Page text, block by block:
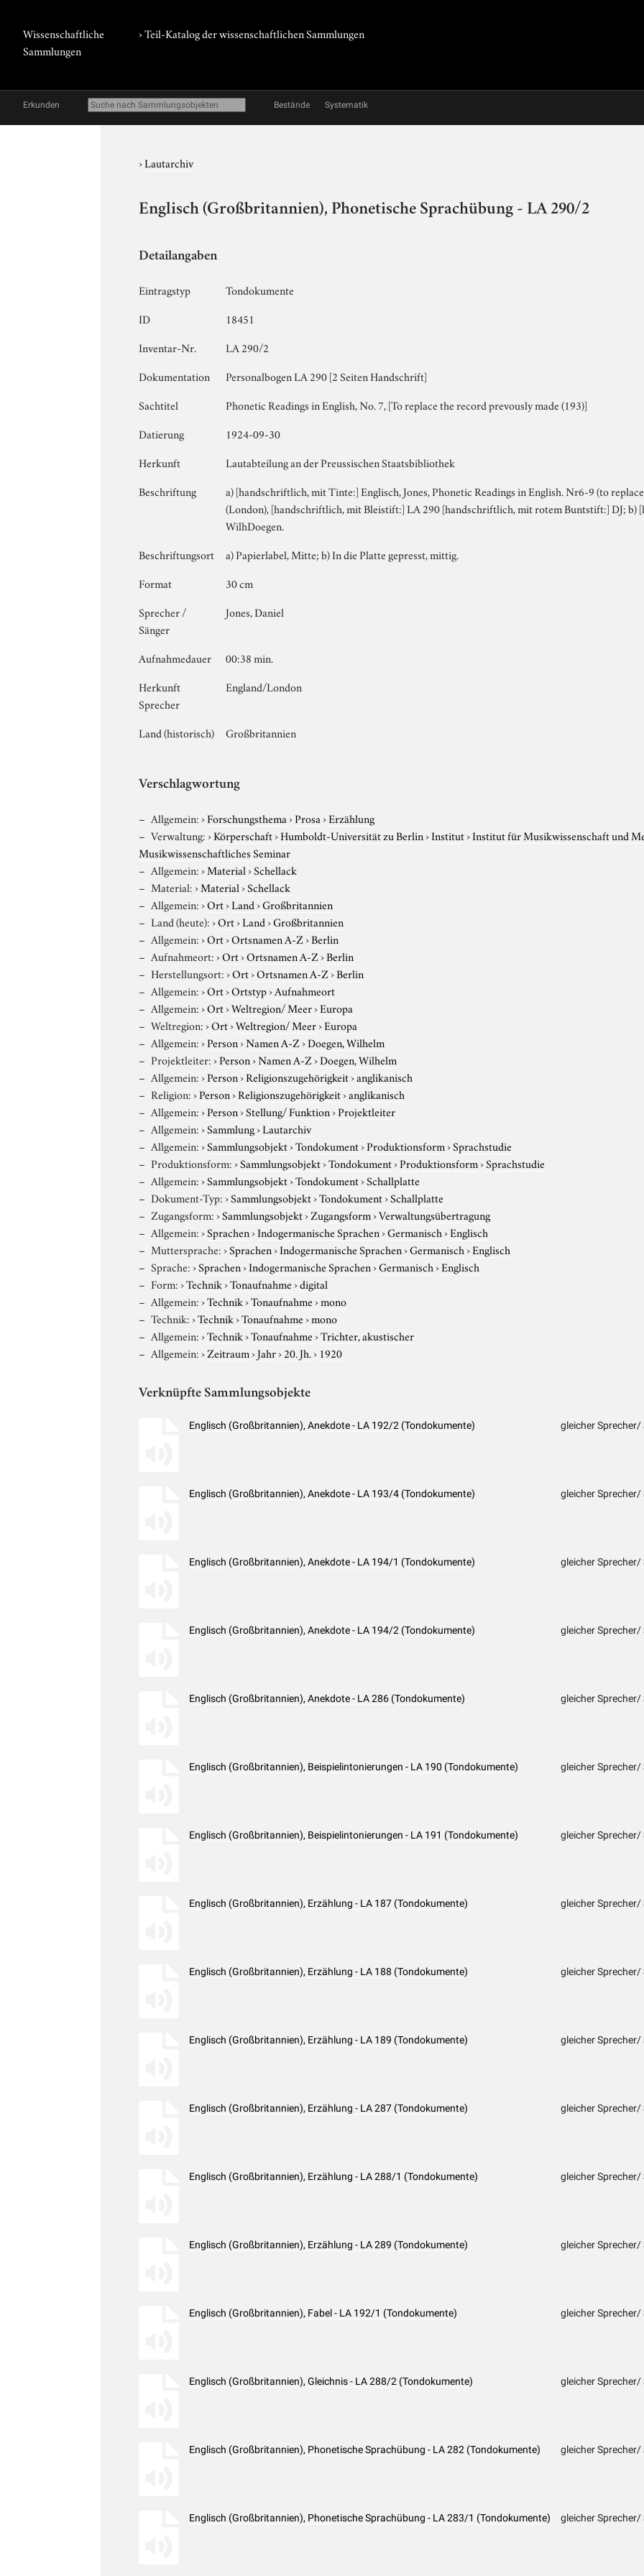
Wissenschaftliche
Sammlungen
› Teil-Katalog der wissenschaftlichen Sammlungen
Erkunden Bestände Systematik
›Lautarchiv
Englisch (Großbritannien), Phonetische Sprachübung - LA 290/2
Detailangaben
Eintragstyp
Tondokumente
ID
18451
Inventar-Nr.
LA 290/2
Dokumentation
Personalbogen LA 290 [2 Seiten Handschrift]
Sachtitel
Phonetic Readings in English, No. 7, [To replace the record prevously made (193)]
Datierung
1924-09-30
Herkunft
Lautabteilung an der Preussischen Staatsbibliothek
Beschriftung
a) [handschriftlich, mit Tinte:] Englisch, Jones, Phonetic Readings in English. Nr6-9 (to
(London), [handschriftlich, mit Bleistift:] LA 290 [handschriftlich, mit rotem Buntstift:] DJ; b)
WilhDoegen.
Beschriftungsort
a) Papierlabel, Mitte; b) In die Platte gepresst, mittig.
Format
30 cm
Sprecher /
Sänger
Jones, Daniel
Aufnahmedauer
00:38 min.
Herkunft
Sprecher
England/London
Land (historisch) Großbritannien
Verschlagwortung
Allgemein:›Forschungsthema›Prosa›Erzählung
Verwaltung:›Körperschaft›Humboldt-Universität zu Berlin›Institut›Institut für Musikwissenschaft und
Musikwissenschaftliches Seminar
Allgemein:›Material›Schellack
Material:›Material›Schellack
Allgemein:›Ort›Land›Großbritannien
Land (heute):›Ort›Land›Großbritannien
Allgemein:›Ort›Ortsnamen A-Z›Berlin
Aufnahmeort:›Ort›Ortsnamen A-Z›Berlin
Herstellungsort:›Ort›Ortsnamen A-Z›Berlin
Allgemein:›Ort›Ortstyp›Aufnahmeort
Allgemein:›Ort›Weltregion/ Meer›Europa
Weltregion:›Ort›Weltregion/ Meer›Europa
Allgemein:›Person›Namen A-Z›Doegen, Wilhelm
Projektleiter:›Person›Namen A-Z›Doegen, Wilhelm
Allgemein:›Person›Religionszugehörigkeit›anglikanisch
Religion:›Person›Religionszugehörigkeit›anglikanisch
Allgemein:›Person›Stellung/ Funktion›Projektleiter
Allgemein:›Sammlung›Lautarchiv
Allgemein:›Sammlungsobjekt›Tondokument›Produktionsform›Sprachstudie
Produktionsform:›Sammlungsobjekt›Tondokument›Produktionsform›Sprachstudie
Allgemein:›Sammlungsobjekt›Tondokument›Schallplatte
Dokument-Typ:›Sammlungsobjekt›Tondokument›Schallplatte
Zugangsform:›Sammlungsobjekt›Zugangsform›Verwaltungsübertragung
Allgemein:›Sprachen›Indogermanische Sprachen›Germanisch›Englisch
Muttersprache:›Sprachen›Indogermanische Sprachen›Germanisch›Englisch
Sprache:›Sprachen›Indogermanische Sprachen›Germanisch›Englisch
Form:›Technik›Tonaufnahme›digital
Allgemein:›Technik›Tonaufnahme›mono
Technik:›Technik›Tonaufnahme›mono
Allgemein:›Technik›Tonaufnahme›Trichter, akustischer
Allgemein:›Zeitraum›Jahr›20. Jh.› 1920
Verknüpfte Sammlungsobjekte
Englisch (Großbritannien), Anekdote - LA 192/2 (Tondokumente) gleicher Sprecher/
Englisch (Großbritannien), Anekdote - LA 193/4 (Tondokumente) gleicher Sprecher/
Englisch (Großbritannien), Anekdote - LA 194/1 (Tondokumente) gleicher Sprecher/
Englisch (Großbritannien), Anekdote - LA 194/2 (Tondokumente) gleicher Sprecher/
Englisch (Großbritannien), Anekdote - LA 286 (Tondokumente) gleicher Sprecher/
Englisch (Großbritannien), Beispielintonierungen - LA 190 (Tondokumente) gleicher Sprecher/
Englisch (Großbritannien), Beispielintonierungen - LA 191 (Tondokumente) gleicher Sprecher/
Englisch (Großbritannien), Erzählung - LA 187 (Tondokumente) gleicher Sprecher/
Englisch (Großbritannien), Erzählung - LA 188 (Tondokumente) gleicher Sprecher/
Englisch (Großbritannien), Erzählung - LA 189 (Tondokumente) gleicher Sprecher/
Englisch (Großbritannien), Erzählung - LA 287 (Tondokumente) gleicher Sprecher/
Englisch (Großbritannien), Erzählung - LA 288/1 (Tondokumente) gleicher Sprecher/
Englisch (Großbritannien), Erzählung - LA 289 (Tondokumente) gleicher Sprecher/
Englisch (Großbritannien), Fabel - LA 192/1 (Tondokumente) gleicher Sprecher/
Englisch (Großbritannien), Gleichnis - LA 288/2 (Tondokumente) gleicher Sprecher/
Englisch (Großbritannien), Phonetische Sprachübung - LA 282 (Tondokumente) gleicher Sprecher/
Englisch (Großbritannien), Phonetische Sprachübung - LA 283/1 (Tondokumente) gleicher Sprecher/